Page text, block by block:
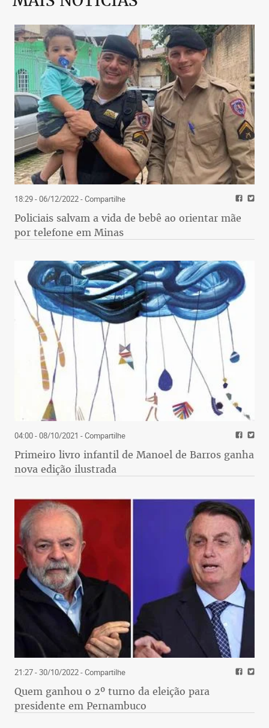
18:29 - 06/12/2022- Compartilhe
Policiais salvam a vida de bebê ao orientar mãe
por telefone em Minas
04:00 - 08/10/2021 - Compartilhe
Primeiro livro infantil de Manoel de Barros ganha
nova edição ilustrada
21:27 - 30/10/2022- Compartilhe
Quem ganhou o 2º turno da eleição para
presidente em Pernambuco